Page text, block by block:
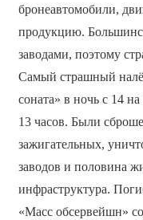
бронеавтомобили,
продукцию.
заводами, поэтому
Самый страшный
соната» в ночь с 14
13 часов. Были
зажигательных,
заводов и половина
инфраструктура.
«Масс обсервейшн»